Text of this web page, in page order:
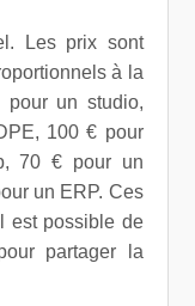
Les prix sont
à la
pour un studio,
100 € pour
70 € pour un
un ERP. Ces
est possible de
partager la